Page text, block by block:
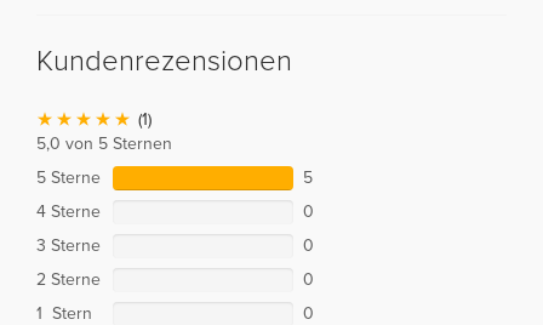
Kundenrezensionen
(1)
5,0 von 5 Sternen
5 Sterne
5
4 Sterne
0
3 Sterne
0
2 Sterne
0
1 Stern
0